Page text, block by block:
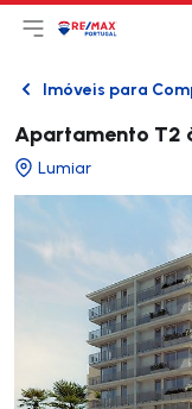
Abri menu principal
LogoIr para
VoltarImóveis para
Apartamento T2
Lumiar